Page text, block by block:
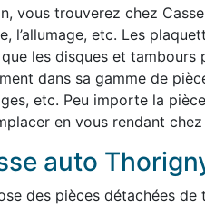
vous trouverez chez
l’allumage, etc. Les
les disques et
dans sa gamme de
etc. Peu importe la
en vous rendant chez
auto
des pièces détachées